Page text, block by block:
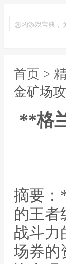
您的游戏宝典，
首页 >
金矿场
**格
摘要：
的王者
战斗力
场券的